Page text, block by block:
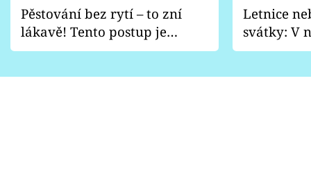
Pěstování bez rytí – to zní
lákavě! Tento postup je
vhodný jen pro některé
Letnice
svátky: V
pondělí